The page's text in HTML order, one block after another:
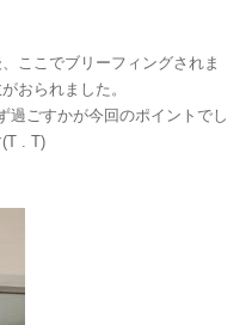
ここでブリーフィングされま
おられました。
過ごすかが今回のポイントでし
. T)